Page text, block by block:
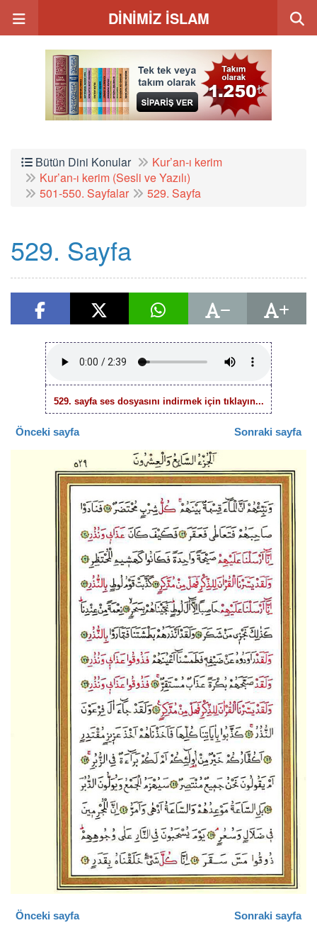
DİNİMİZ İSLAM
Bütün Dini Konular
Kur’an-ı kerim
Kur’an-ı kerim (Sesli ve Yazılı)
501-550. Sayfalar
529. Sayfa
529. Sayfa
529. sayfa ses dosyasını indirmek için tıklayın...
Önceki sayfa Sonraki sayfa
Önceki sayfa Sonraki sayfa